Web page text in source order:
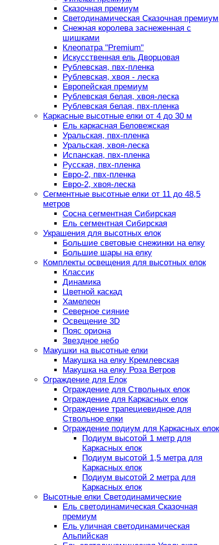
Сказочная премиум
Светодинамическая Сказочная премиум
Снежная королева заснеженная с
шишками
Клеопатра "Premium"
Искусственная ель Дворцовая
Рублевская, пвх-пленка
Рублевская, хвоя - леска
Европейская премиум
Рублевская белая, хвоя-леска
Рублевская белая, пвх-пленка
Каркасные высотные елки от 4 до 30 м
Ель каркасная Беловежская
Уральская, пвх-пленка
Уральская, хвоя-леска
Испанская, пвх-пленка
Русская, пвх-пленка
Евро-2, пвх-пленка
Евро-2, хвоя-леска
Сегментные высотные елки от 11 до 48,5
метров
Сосна сегментная Сибирская
Ель сегментная Сибирская
Украшения для высотных елок
Большие световые снежинки на елку
Большие шары на елку
Комплекты освещения для высотных елок
Классик
Динамика
Цветной каскад
Хамелеон
Северное сияние
Освещение 3D
Пояс ориона
Звездное небо
Макушки на высотные елки
Макушка на елку Кремлевская
Макушка на елку Роза Ветров
Ограждение для Елок
Ограждение для Ствольных елок
Ограждение для Каркасных елок
Ограждение трапециевидное для
Ствольное елки
Ограждение подиум для Каркасных елок
Подиум высотой 1 метр для
Каркасных елок
Подиум высотой 1,5 метра для
Каркасных елок
Подиум высотой 2 метра для
Каркасных елок
Высотные елки Светодинамические
Ель светодинамическая Сказочная
премиум
Ель уличная светодинамическая
Альпийская